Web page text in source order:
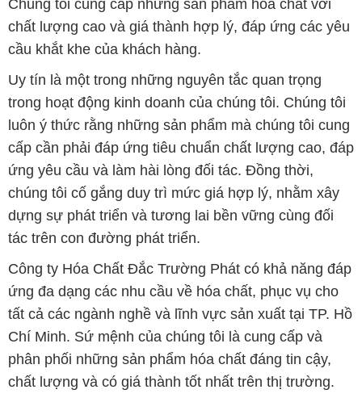
trong hoạt động kinh doanh của chúng tôi. Chúng tôi
luôn ý thức rằng những sản phẩm mà chúng tôi cung
cấp cần phải đáp ứng tiêu chuẩn chất lượng cao, đáp
ứng yêu cầu và làm hài lòng đối tác. Đồng thời,
chúng tôi cố gắng duy trì mức giá hợp lý, nhằm xây
dựng sự phát triển và tương lai bền vững cùng đối
tác trên con đường phát triển.
Công ty Hóa Chất Đắc Trường Phát có khả năng đáp
ứng đa dạng các nhu cầu về hóa chất, phục vụ cho
tất cả các ngành nghề và lĩnh vực sản xuất tại TP. Hồ
Chí Minh. Sứ mệnh của chúng tôi là cung cấp và
phân phối những sản phẩm hóa chất đáng tin cậy,
chất lượng và có giá thành tốt nhất trên thị trường.
Chúng tôi tự hào có đội ngũ nhân viên giàu kinh
nghiệm và am hiểu sâu về ngành hóa chất. Đội ngũ
của chúng tôi luôn sẵn sàng tư vấn và hỗ trợ khách
hàng một cách chuyên nghiệp, nhằm đáp ứng tối đa